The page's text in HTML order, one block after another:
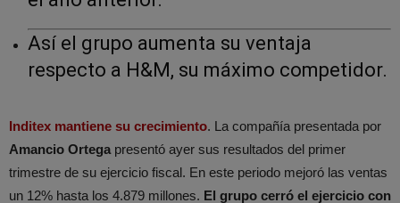
Así el grupo aumenta su ventaja
respecto a H&M, su máximo competidor.
Inditex mantiene su crecimiento. La compañía presentada por
Amancio Ortegapresentó ayer sus resultados del primer
trimestre de su ejercicio fiscal. En este periodo mejoró las ventas
un 12% hasta los 4.879 millones. El grupo cerró el ejercicio con